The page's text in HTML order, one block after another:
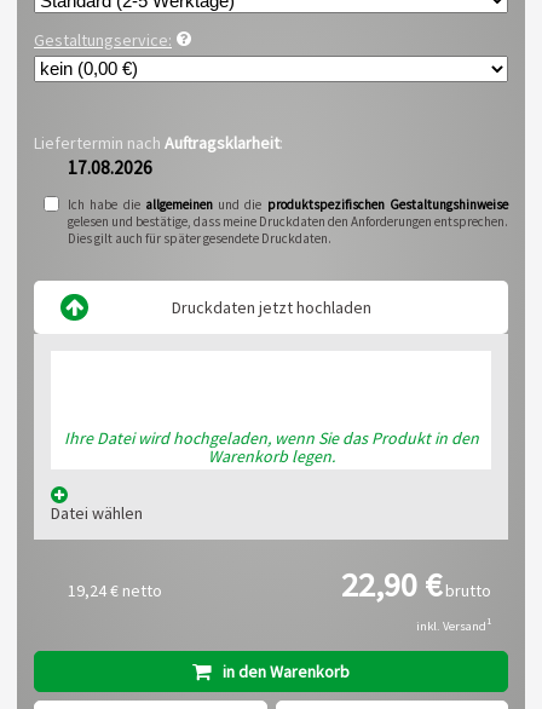
Gestaltungservice:
Liefertermin nach Auftragsklarheit:
17.08.2026
Ich habe die allgemeinenund die produktspezifischen Gestaltungshinweise
gelesen und bestätige, dass meine Druckdaten den Anforderungen entsprechen.
Dies gilt auch für später gesendete Druckdaten.
Druckdaten jetzt hochladen
Ihre Datei wird hochgeladen, wenn Sie das Produkt in den
Warenkorb legen.
Datei wählen
19,24 € netto 22,90 €brutto
inkl. Versand1
in den Warenkorb